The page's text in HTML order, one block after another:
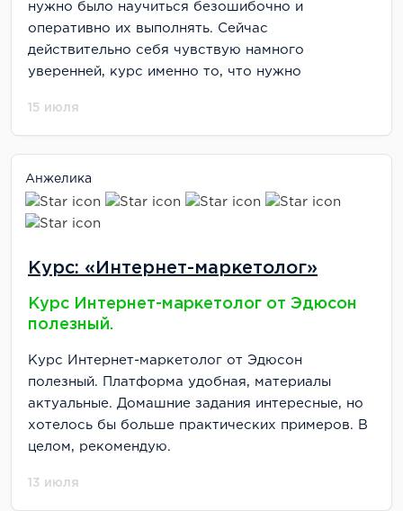
нужно было научиться безошибочно и
оперативно их выполнять. Сейчас
действительно себя чувствую намного
уверенней, курс именно то, что нужно
15 июля
Анжелика
Курс: «Интернет-маркетолог»
Курс Интернет-маркетолог от Эдюсон
полезный.
Курс Интернет-маркетолог от Эдюсон
полезный. Платформа удобная, материалы
актуальные. Домашние задания интересные, но
хотелось бы больше практических примеров. В
целом, рекомендую.
13 июля